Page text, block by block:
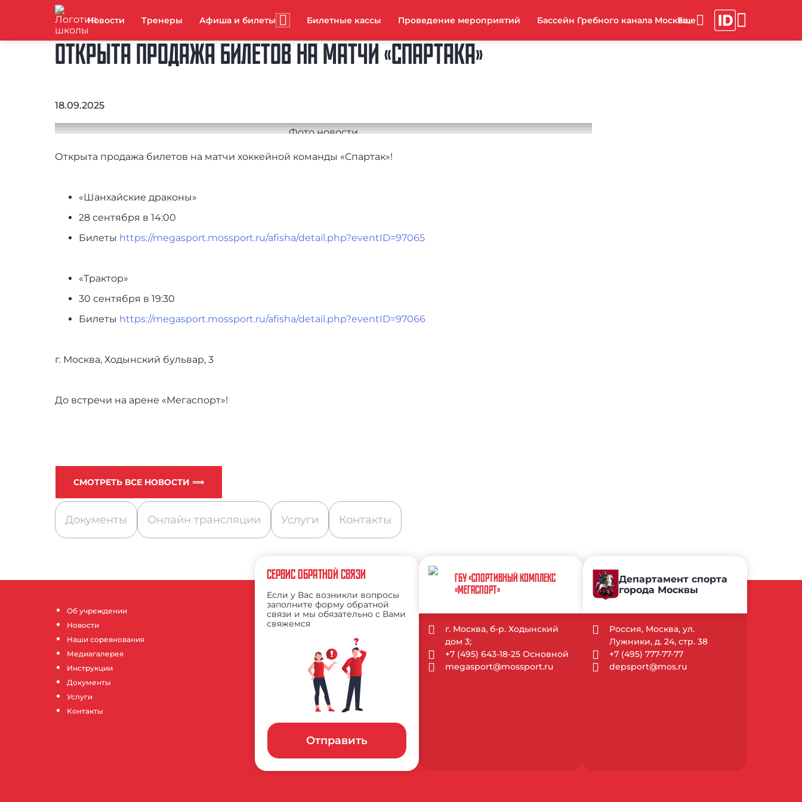
Новости Тренеры Афиша и билеты Билетные кассы Проведение мероприятий Бассейн Гребного канала Москва
ОТКРЫТА ПРОДАЖА БИЛЕТОВ НА МАТЧИ «СПАРТАКА»
18.09.2025
Открыта продажа билетов на матчи хоккейной команды «Спартак»!
«Шанхайские драконы»
28 сентября в 14:00
Билеты https://megasport.mossport.ru/afisha/detail.php?eventID=97065
«Трактор»
30 сентября в 19:30
Билеты https://megasport.mossport.ru/afisha/detail.php?eventID=97066
г. Москва, Ходынский бульвар, 3
До встречи на арене «Мегаспорт»!
СМОТРЕТЬ ВСЕ НОВОСТИ ⟹
Документы Онлайн трансляции Услуги Контакты
Об учреждении
Новости
Наши соревнования
Медиагалерея
Инструкции
Документы
Услуги
Контакты
СЕРВИС ОБРАТНОЙ СВЯЗИ
Если у Вас возникли вопросы
заполните форму обратной
связи и мы обязательно с Вами
свяжемся
Отправить
ГБУ «СПОРТИВНЫЙ КОМПЛЕКС
«МЕГАСПОРТ»
г. Москва, б-р. Ходынский
дом 3;
+7 (495) 643-18-25 Основной
megasport@mossport.ru
Департамент спорта
города Москвы
Россия, Москва, ул.
Лужники, д. 24, стр. 38
+7 (495) 777-77-77
depsport@mos.ru